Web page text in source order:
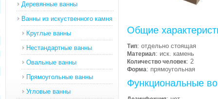
Деревянные ванны
Ванны из искуственного камня
Круглые ванны
Нестандартные ванны
Овальные ванны
Прямоугольные ванны
Угловые ванны
Общие
Тип: отдельно стоящая
Материал: иск. камень
Количество человек: 2
Форма: прямоугольная
Функциональные